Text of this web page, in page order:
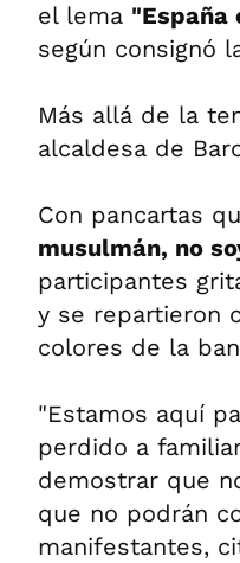
el lema "España
según consignó
Más allá de la
alcaldesa de
Con pancartas
musulmán, no
participantes
y se repartieron
colores de la
"Estamos aquí
perdido a
demostrar que
que no podrán
manifestantes,